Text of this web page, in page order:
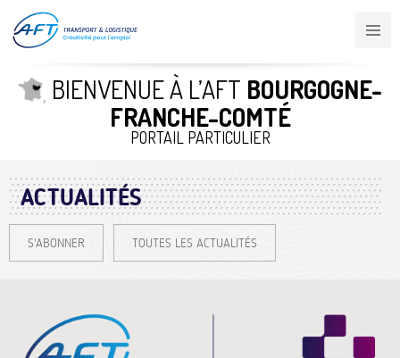
contenu
principal
BIENVENUE À L’AFT BOURGOGNE-
FRANCHE-COMTÉ
PORTAIL PARTICULIER
ACTUALITÉS
S'ABONNER TOUTES LES ACTUALITÉS